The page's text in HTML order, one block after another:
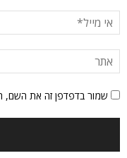
שמור בדפדפן זה את השם,